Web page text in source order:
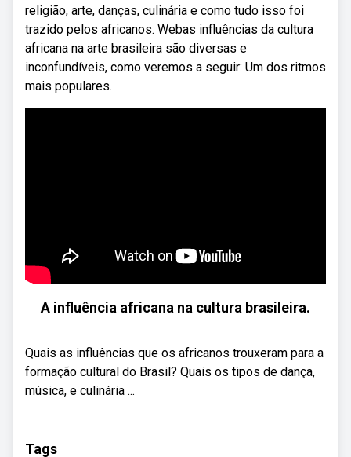
religião, arte, danças, culinária e como tudo isso foi
trazido pelos africanos. Webas influências da cultura
africana na arte brasileira são diversas e
inconfundíveis, como veremos a seguir: Um dos ritmos
mais populares.
A influência africana na cultura brasileira.
Quais as influências que os africanos trouxeram para a
formação cultural do Brasil? Quais os tipos de dança,
música, e culinária ...
Tags